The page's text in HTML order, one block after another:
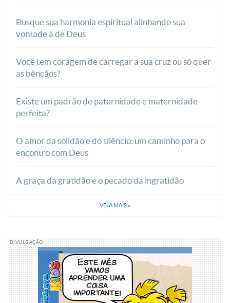
Busque sua harmonia espiritual alinhando sua
vontade à de Deus
Você tem coragem de carregar a sua cruz ou só quer
as bênçãos?
Existe um padrão de paternidade e maternidade
perfeita?
O amor da solidão e do silêncio: um caminho para o
encontro com Deus
A graça da gratidão e o pecado da ingratidão
VEJA MAIS »
DIVULGAÇÃO